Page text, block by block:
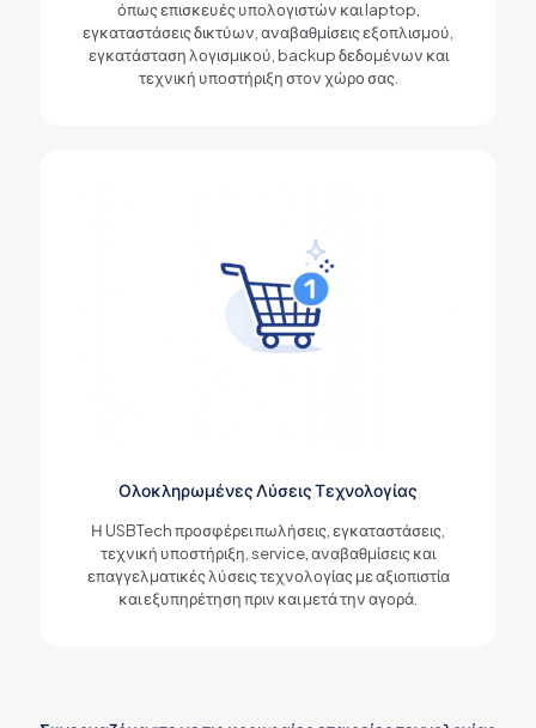
όπως επισκευές υπολογιστών και laptop,
εγκαταστάσεις δικτύων, αναβαθμίσεις εξοπλισμού,
εγκατάσταση λογισμικού, backup δεδομένων και
τεχνική υποστήριξη στον χώρο σας.
Ολοκληρωμένες Λύσεις Τεχνολογίας
Η USBTech προσφέρει πωλήσεις, εγκαταστάσεις,
τεχνική υποστήριξη, service, αναβαθμίσεις και
επαγγελματικές λύσεις τεχνολογίας με αξιοπιστία
και εξυπηρέτηση πριν και μετά την αγορά.